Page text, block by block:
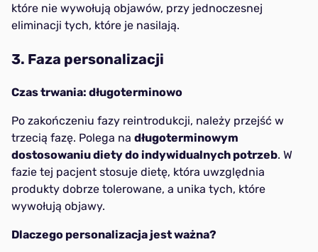
które nie wywołują objawów, przy jednoczesnej
eliminacji tych, które je nasilają.
3. Faza personalizacji
Czas trwania: długoterminowo
Po zakończeniu fazy reintrodukcji, należy przejść w
trzecią fazę. Polega na długoterminowym
dostosowaniu diety do indywidualnych potrzeb. W
fazie tej pacjent stosuje dietę, która uwzględnia
produkty dobrze tolerowane, a unika tych, które
wywołują objawy.
Dlaczego personalizacja jest ważna?